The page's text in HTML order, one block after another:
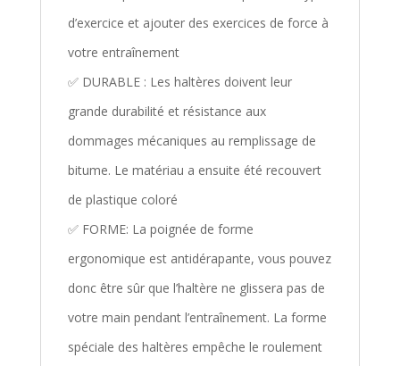
d’exercice et ajouter des exercices de force à
votre entraînement
✅ DURABLE : Les haltères doivent leur
grande durabilité et résistance aux
dommages mécaniques au remplissage de
bitume. Le matériau a ensuite été recouvert
de plastique coloré
✅ FORME: La poignée de forme
ergonomique est antidérapante, vous pouvez
donc être sûr que l’haltère ne glissera pas de
votre main pendant l’entraînement. La forme
spéciale des haltères empêche le roulement